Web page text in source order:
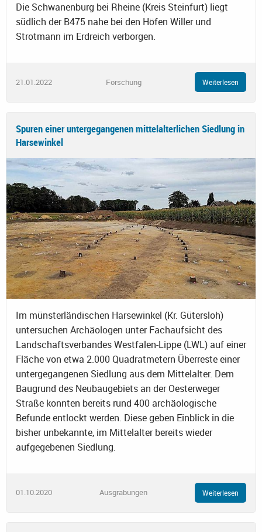
Die Schwanenburg bei Rheine (Kreis Steinfurt) liegt
südlich der B475 nahe bei den Höfen Willer und
Strotmann im Erdreich verborgen.
21.01.2022 Forschung Weiterlesen
Spuren einer untergegangenen mittelalterlichen Siedlung in
Harsewinkel
Im münsterländischen Harsewinkel (Kr. Gütersloh)
untersuchen Archäologen unter Fachaufsicht des
Landschaftsverbandes Westfalen-Lippe (LWL) auf einer
Fläche von etwa 2.000 Quadratmetern Überreste einer
untergegangenen Siedlung aus dem Mittelalter. Dem
Baugrund des Neubaugebiets an der Oesterweger
Straße konnten bereits rund 400 archäologische
Befunde entlockt werden. Diese geben Einblick in die
bisher unbekannte, im Mittelalter bereits wieder
aufgegebenen Siedlung.
01.10.2020 Ausgrabungen Weiterlesen